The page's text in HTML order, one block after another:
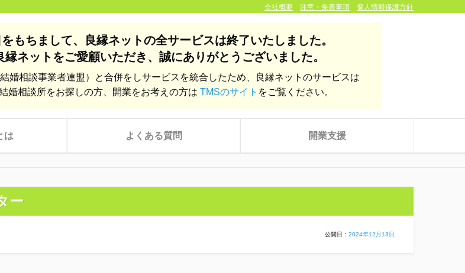
会社概要 注意・免責事項 個人情報保護方針
もちまして、
良縁ネットの全サービスは終了いたしました。
ネットをご愛顧いただき、 誠にありがとうございました。
婚相談事業者連盟）と合併をしサービスを統合したため、良縁ネットのサービスは
婚相談所をお探しの方、開業をお考えの方は TMSのサイト をご覧ください。
は よくある質問 開業支援
ー
公開日： 2024年12月13日